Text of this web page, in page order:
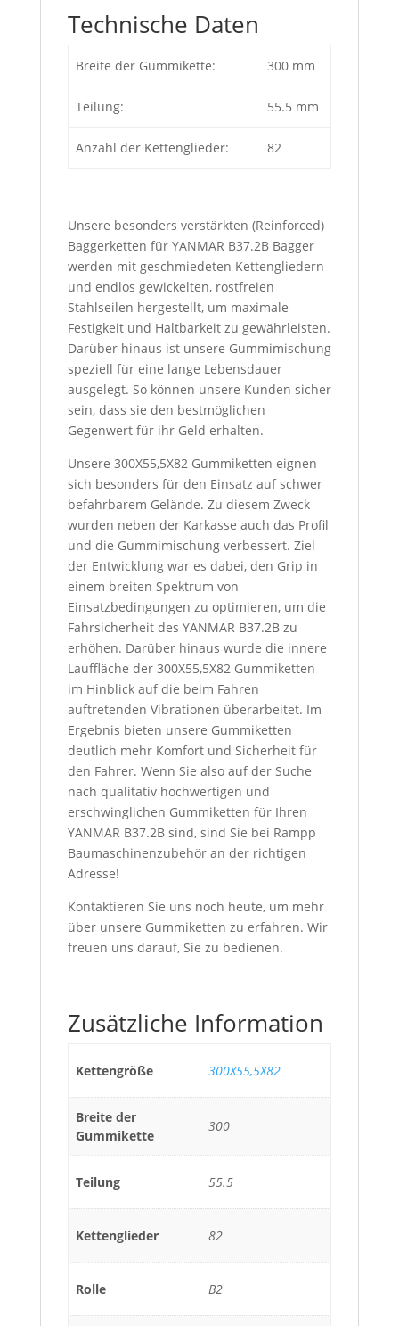
Technische Daten
Breite der Gummikette: 300 mm
Teilung: 55.5 mm
Anzahl der Kettenglieder: 82
Unsere besonders verstärkten (Reinforced)
Baggerketten für YANMAR B37.2B Bagger
werden mit geschmiedeten Kettengliedern
und endlos gewickelten, rostfreien
Stahlseilen hergestellt, um maximale
Festigkeit und Haltbarkeit zu gewährleisten.
Darüber hinaus ist unsere Gummimischung
speziell für eine lange Lebensdauer
ausgelegt. So können unsere Kunden sicher
sein, dass sie den bestmöglichen
Gegenwert für ihr Geld erhalten.
Unsere 300X55,5X82 Gummiketten eignen
sich besonders für den Einsatz auf schwer
befahrbarem Gelände. Zu diesem Zweck
wurden neben der Karkasse auch das Profil
und die Gummimischung verbessert. Ziel
der Entwicklung war es dabei, den Grip in
einem breiten Spektrum von
Einsatzbedingungen zu optimieren, um die
Fahrsicherheit des YANMAR B37.2B zu
erhöhen. Darüber hinaus wurde die innere
Lauffläche der 300X55,5X82 Gummiketten
im Hinblick auf die beim Fahren
auftretenden Vibrationen überarbeitet. Im
Ergebnis bieten unsere Gummiketten
deutlich mehr Komfort und Sicherheit für
den Fahrer. Wenn Sie also auf der Suche
nach qualitativ hochwertigen und
erschwinglichen Gummiketten für Ihren
YANMAR B37.2B sind, sind Sie bei Rampp
Baumaschinenzubehör an der richtigen
Adresse!
Kontaktieren Sie uns noch heute, um mehr
über unsere Gummiketten zu erfahren. Wir
freuen uns darauf, Sie zu bedienen.
Zusätzliche Information
Kettengröße 300X55,5X82
Breite der
Gummikette
300
Teilung 55.5
Kettenglieder 82
Rolle B2